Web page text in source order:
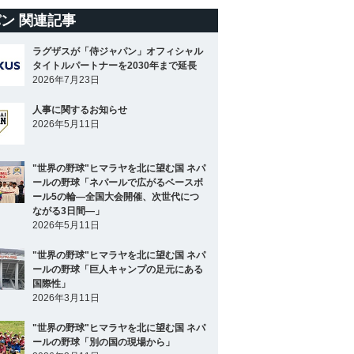
関連記事
ラグザスが「侍ジャパン」オフィシャル
タイトルパートナーを2030年まで延長
2026年7月23日
人事に関するお知らせ
2026年5月11日
"世界の野球"ヒマラヤを北に望む国 ネパ
ールの野球「ネパールで広がるベースボ
ール5の輪―全国大会開催、次世代につ
ながる3日間―」
2026年5月11日
"世界の野球"ヒマラヤを北に望む国 ネパ
ールの野球「巨人キャンプの足元にある
国際性」
2026年3月11日
"世界の野球"ヒマラヤを北に望む国 ネパ
ールの野球「別の国の現場から」